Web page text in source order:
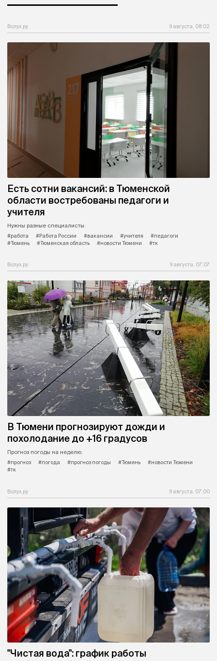
Вслух.ру 9 августа, 08:02
Есть сотни вакансий: в Тюменской
области востребованы педагоги и
учителя
Нужны разные специалисты.
#работа
#Работа России #вакансии #учителя
#педагоги
#Тюмень
#Тюменская область #новости Тюмени #тк
Вслух.ру 9 августа, 07:07
В Тюмени прогнозируют дожди и
похолодание до +16 градусов
Прогноз погоды на неделю.
#прогноз
#погода #прогноз погоды #Тюмень
#новости Тюмени
#тк
Вслух.ру 9 августа, 07:00
"Чистая вода": график работы